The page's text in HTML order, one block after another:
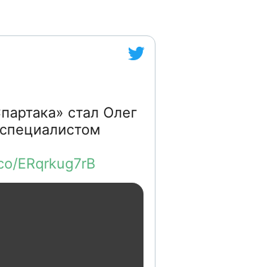
стал Олег
ERqrkug7rB